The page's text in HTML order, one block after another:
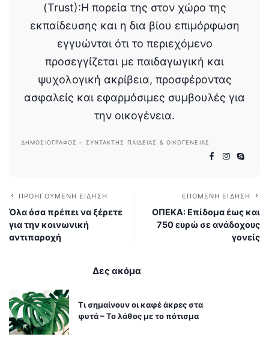
(Trust):Η πορεία της στον χώρο της
εκπαίδευσης και η δια βίου επιμόρφωση
εγγυώνται ότι το περιεχόμενο
προσεγγίζεται με παιδαγωγική και
ψυχολογική ακρίβεια, προσφέροντας
ασφαλείς και εφαρμόσιμες συμβουλές για
την οικογένεια.
ΔΗΜΟΣΙΟΓΡΆΦΟΣ – ΣΥΝΤΆΚΤΗΣ ΠΑΙΔΕΊΑΣ & ΟΙΚΟΓΈΝΕΙΑΣ
ΠΡΟΗΓΟΎΜΕΝΗ ΕΊΔΗΣΗ
Όλα όσα πρέπει να ξέρετε
για την κοινωνική
αντιπαροχή
ΕΠΌΜΕΝΗ ΕΊΔΗΣΗ
ΟΠΕΚΑ: Επίδομα έως και
750 ευρώ σε ανάδοχους
γονείς
Δες ακόμα
Τι σημαίνουν οι καφέ άκρες στα
φυτά – Το λάθος με το πότισμα